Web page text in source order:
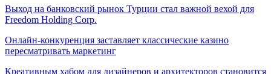
Выход на банковский рынок Турции стал важной вехой для
Freedom Holding Corp.
Онлайн-конкуренция заставляет классические казино
пересматривать маркетинг
Креативным хабом для дизайнеров и архитекторов становится